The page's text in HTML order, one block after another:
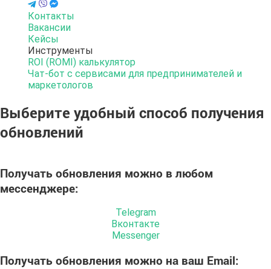
Контакты
Вакансии
Кейсы
Инструменты
ROI (ROMI) калькулятор
Чат-бот с сервисами для предпринимателей и
маркетологов
Выберите удобный способ получения
обновлений
Получать обновления можно в любом
мессенджере:
Telegram
Вконтакте
Messenger
Получать обновления можно на ваш Email: